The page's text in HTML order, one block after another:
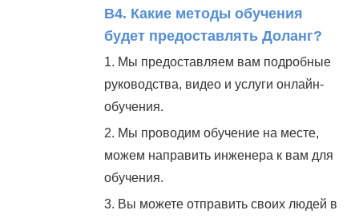
В4. Какие методы обучения
будет предоставлять Доланг?
1. Мы предоставляем вам подробные
руководства, видео и услуги онлайн-
обучения.
2. Мы проводим обучение на месте,
можем направить инженера к вам для
обучения.
3. Вы можете отправить своих людей в